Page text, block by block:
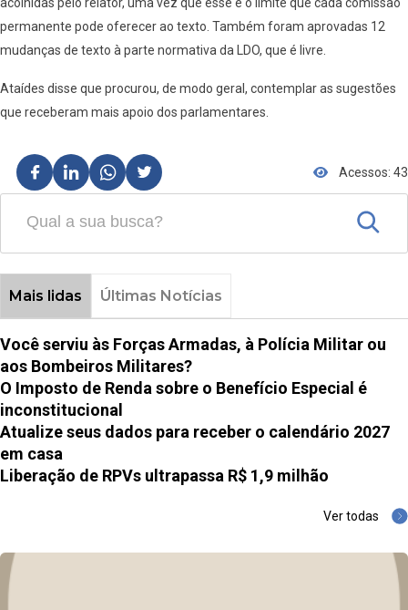
acolhidas pelo relator, uma vez que esse é o limite que cada comissão
permanente pode oferecer ao texto. Também foram aprovadas 12
mudanças de texto à parte normativa da LDO, que é livre.
Ataídes disse que procurou, de modo geral, contemplar as sugestões
que receberam mais apoio dos parlamentares.
Acessos: 43
Mais lidas Últimas Notícias
Você serviu às Forças Armadas, à Polícia Militar ou
aos Bombeiros Militares?
O Imposto de Renda sobre o Benefício Especial é
inconstitucional
Atualize seus dados para receber o calendário 2027
em casa
Liberação de RPVs ultrapassa R$ 1,9 milhão
Ver todas